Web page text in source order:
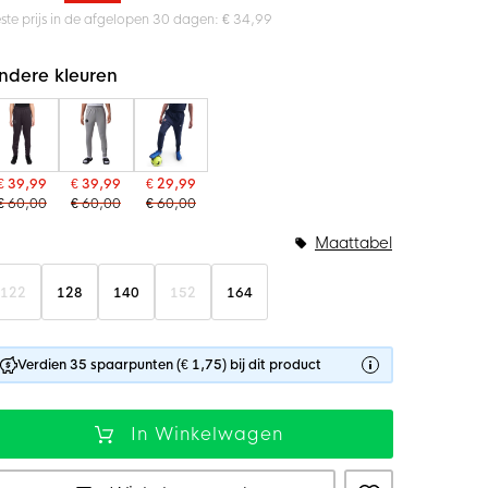
prijs in de afgelopen 30 dagen: € 34,99
kleuren
39,99
60,00
€ 39,99
€ 60,00
€ 29,99
€ 60,00
122 128 140 152 164
Maattabel
Verdien 35 spaarpunten (€ 1,75) bij dit product
In Winkelwagen